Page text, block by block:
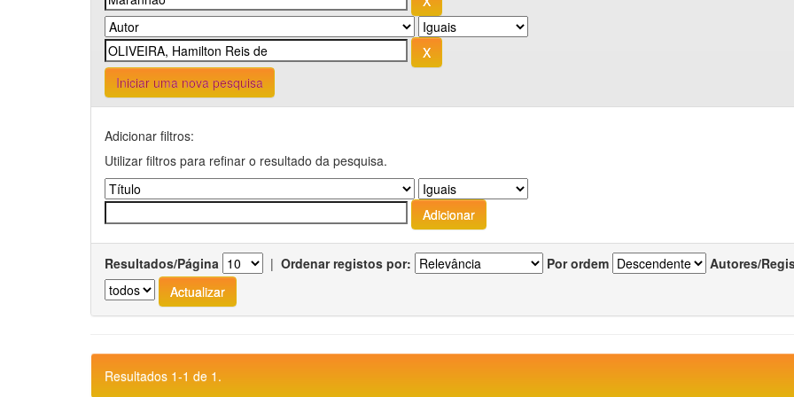
Iniciar uma nova pesquisa
Adicionar filtros:
Utilizar filtros para refinar o resultado da pesquisa.
Resultados/Página | Ordenar registos por: Por ordem Autores/
Resultados 1-1 de 1.